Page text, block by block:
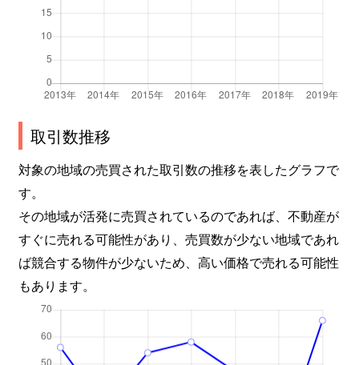
取引数推移
対象の地域の売買された取引数の推移を表したグラフで
す。
その地域が活発に売買されているのであれば、不動産が
すぐに売れる可能性があり、売買数が少ない地域であれ
ば競合する物件が少ないため、高い価格で売れる可能性
もあります。